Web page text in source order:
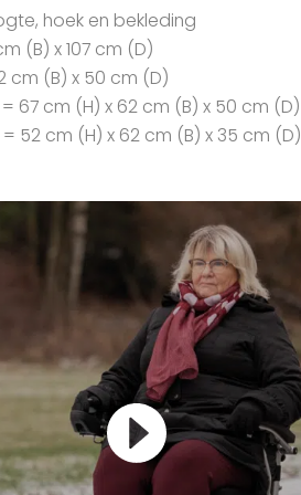
hoek en bekleding
(B) x 107 cm (D)
cm (B) x 50 cm (D)
= 67 cm (H) x 62 cm (B) x 50 cm (D)
= 52 cm (H) x 62 cm (B) x 35 cm (D)